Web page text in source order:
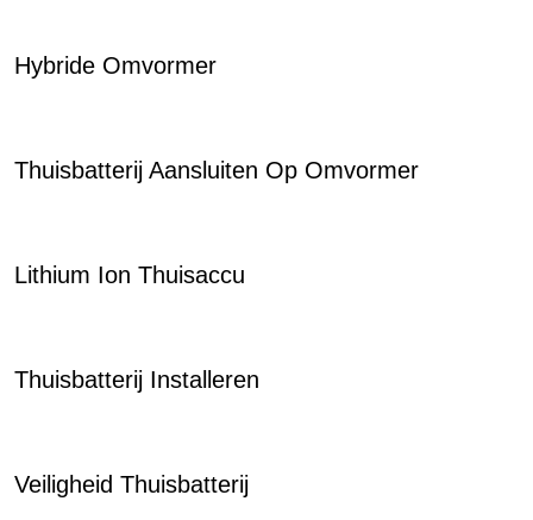
Hybride Omvormer
Thuisbatterij Aansluiten Op Omvormer
Lithium Ion Thuisaccu
Thuisbatterij Installeren
Veiligheid Thuisbatterij